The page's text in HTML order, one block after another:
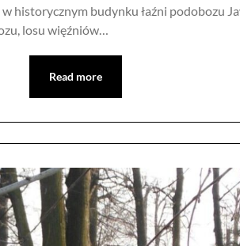
historycznym budynku łaźni podobozu
losu więźniów…
Read more